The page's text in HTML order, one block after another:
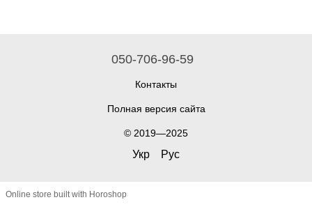
050-706-96-59
Контакты
Полная версия сайта
© 2019—2025
Укр Рус
Online store built with Horoshop